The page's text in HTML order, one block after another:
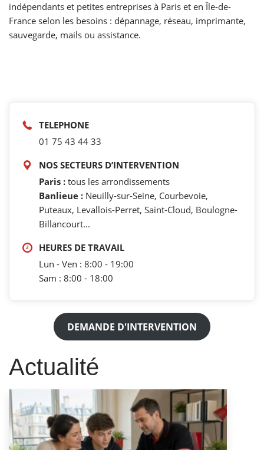
indépendants et petites entreprises à Paris et en Île-de-
France selon les besoins : dépannage, réseau, imprimante,
sauvegarde, mails ou assistance.
TELEPHONE
01 75 43 44 33
NOS SECTEURS D’INTERVENTION
Paris : tous les arrondissements
Banlieue : Neuilly-sur-Seine, Courbevoie,
Puteaux, Levallois-Perret, Saint-Cloud, Boulogne-
Billancourt...
HEURES DE TRAVAIL
Lun - Ven : 8:00 - 19:00
Sam : 8:00 - 18:00
DEMANDE D'INTERVENTION
Actualité